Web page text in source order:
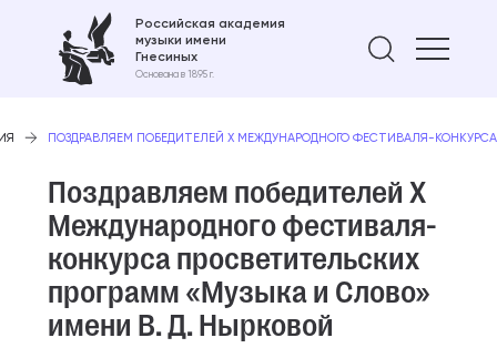
Российская академия
музыки имени
Гнесиных
Основана в 1895 г.
Найти
ПОЗДРАВЛЯЕМ ПОБЕДИТЕЛЕЙ X МЕЖДУНАРОДНОГО ФЕСТИВАЛЯ-
Поздравляем победителей X
Международного фестиваля-
конкурса просветительских
программ «Музыка и Слово»
имени В. Д. Нырковой